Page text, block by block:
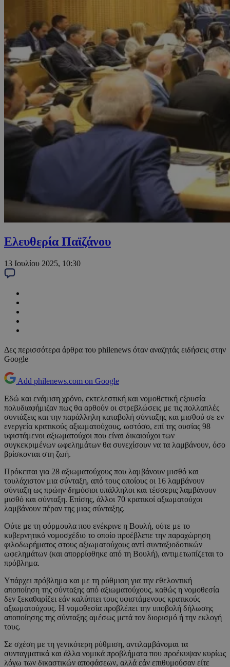
Ελευθερία Παϊζάνου
13 Ιουλίου 2025, 10:30
Δες περισσότερα άρθρα του philenews όταν αναζητάς ειδήσεις στην
Google
Add philenews.com on Google
Εδώ και ενάμιση χρόνο, εκτελεστική και νομοθετική εξουσία
πολυδιαφήμιζαν πως θα αρθούν οι στρεβλώσεις με τις πολλαπλές
συντάξεις και την παράλληλη καταβολή σύνταξης και μισθού σε εν
ενεργεία κρατικούς αξιωματούχους, ωστόσο, επί της ουσίας 98
υφιστάμενοι αξιωματούχοι που είναι δικαιούχοι των
συγκεκριμένων ωφελημάτων θα συνεχίσουν να τα λαμβάνουν, όσο
βρίσκονται στη ζωή.
Πρόκειται για 28 αξιωματούχους που λαμβάνουν μισθό και
τουλάχιστον μια σύνταξη, από τους οποίους οι 16 λαμβάνουν
σύνταξη ως πρώην δημόσιοι υπάλληλοι και τέσσερις λαμβάνουν
μισθό και σύνταξη. Επίσης, άλλοι 70 κρατικοί αξιωματούχοι
λαμβάνουν πέραν της μιας σύνταξης.
Ούτε με τη φόρμουλα που ενέκρινε η Βουλή, ούτε με το
κυβερνητικό νομοσχέδιο το οποίο προέβλεπε την παραχώρηση
φιλοδωρήματος στους αξιωματούχους αντί συνταξιοδοτικών
ωφελημάτων (και απορρίφθηκε από τη Βουλή), αντιμετωπίζεται το
πρόβλημα.
Υπάρχει πρόβλημα και με τη ρύθμιση για την εθελοντική
αποποίηση της σύνταξης από αξιωματούχους, καθώς η νομοθεσία
δεν ξεκαθαρίζει εάν καλύπτει τους υφιστάμενους κρατικούς
αξιωματούχους. Η νομοθεσία προβλέπει την υποβολή δήλωσης
αποποίησης της σύνταξης αμέσως μετά τον διορισμό ή την εκλογή
τους.
Σε σχέση με τη γενικότερη ρύθμιση, αντιλαμβάνομαι τα
συνταγματικά και άλλα νομικά προβλήματα που προέκυψαν κυρίως
λόγω των δικαστικών αποφάσεων, αλλά εάν επιθυμούσαν είτε